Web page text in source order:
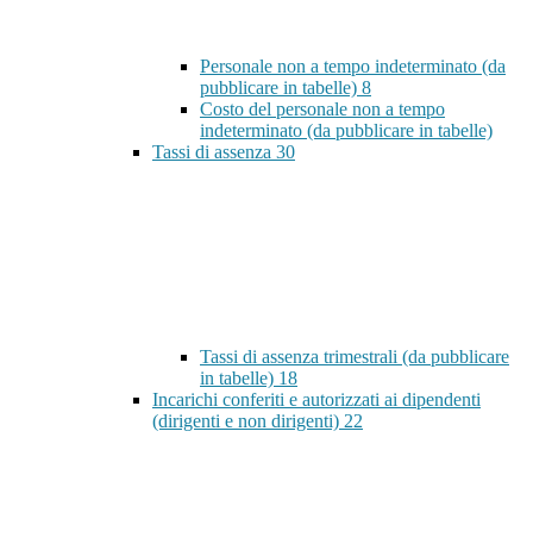
Personale non a tempo indeterminato (da
pubblicare in tabelle) 8
Costo del personale non a tempo
indeterminato (da pubblicare in tabelle)
Tassi di assenza 30
Tassi di assenza trimestrali (da pubblicare
in tabelle) 18
Incarichi conferiti e autorizzati ai dipendenti
(dirigenti e non dirigenti) 22